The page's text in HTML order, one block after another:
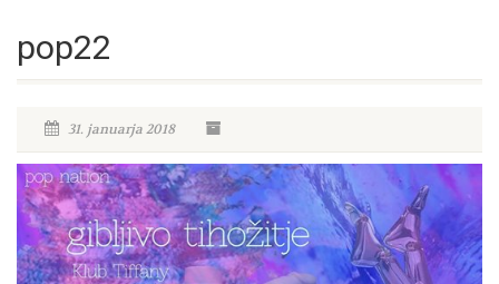
pop22
31. januarja 2018